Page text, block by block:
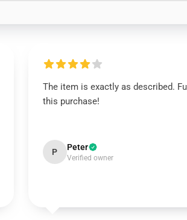
The item is exactly as described.
this purchase!
P Peter
Verified owner